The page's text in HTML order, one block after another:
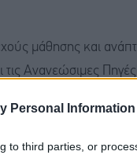
Personal Information
to third parties, or
μάθησης και
τις Ανανεώσιμες Πηγές
Η διεθνής
με ουσιαστικό